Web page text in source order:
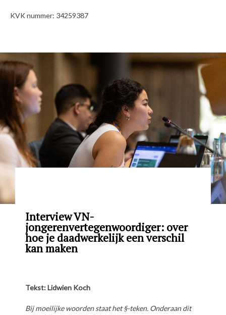
KVK nummer: 34259387
Interview VN-
jongerenvertegenwoordiger: over
hoe je daadwerkelijk een verschil
kan maken
Tekst: Lidwien Koch
Bij moeilijke woorden staat het §-teken. Onderaan dit